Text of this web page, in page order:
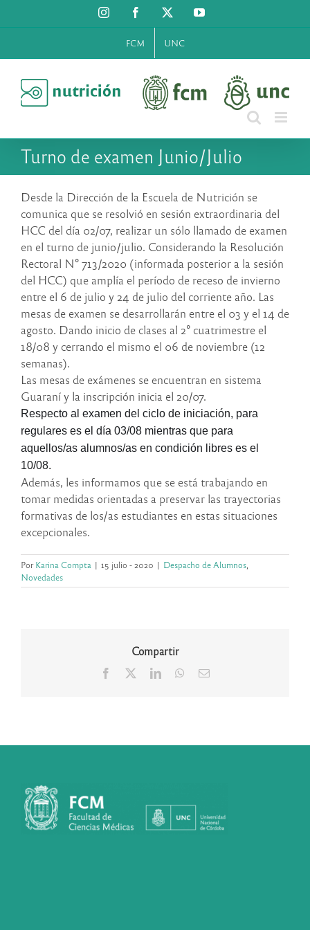
al
InstagramFacebook YouTube
FCM UNC
Turno de examen Junio/Julio
Desde la Dirección de la Escuela de Nutrición se
comunica que se resolvió en sesión extraordinaria del
HCC del día 02/07, realizar un sólo llamado de examen
en el turno de junio/julio. Considerando la Resolución
Rectoral N° 713/2020 (informada posterior a la sesión
del HCC) que amplía el período de receso de invierno
entre el 6 de julio y 24 de julio del corriente año. Las
mesas de examen se desarrollarán entre el 03 y el 14 de
agosto. Dando inicio de clases al 2° cuatrimestre el
18/08 y cerrando el mismo el 06 de noviembre (12
semanas).
Las mesas de exámenes se encuentran en sistema
Guaraní y la inscripción inicia el 20/07.
Respecto al examen del ciclo de iniciación, para
regulares es el día 03/08 mientras que para
aquellos/as alumnos/as en condición libres es el
10/08.
Además, les informamos que se está trabajando en
tomar medidas orientadas a preservar las trayectorias
formativas de los/as estudiantes en estas situaciones
excepcionales.
PorKarina Compta | 15 julio - 2020 | Despacho de Alumnos
Novedades
Compartir
Facebook LinkedInWhatsApp
Correo